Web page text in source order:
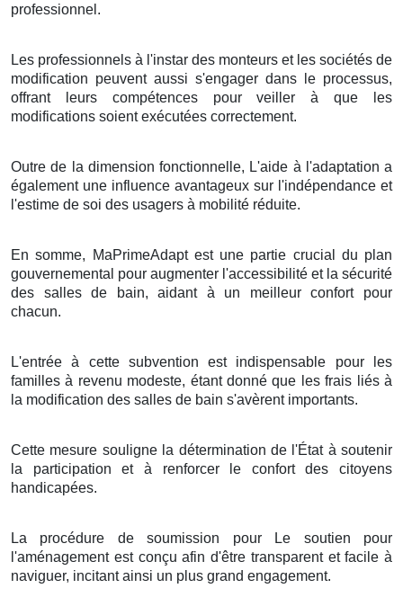
professionnel.
Les professionnels à l'instar des monteurs et les sociétés de
modification peuvent aussi s'engager dans le processus,
offrant leurs compétences pour veiller à que les
modifications soient exécutées correctement.
Outre de la dimension fonctionnelle, L'aide à l'adaptation a
également une influence avantageux sur l'indépendance et
l'estime de soi des usagers à mobilité réduite.
En somme, MaPrimeAdapt est une partie crucial du plan
gouvernemental pour augmenter l'accessibilité et la sécurité
des salles de bain, aidant à un meilleur confort pour
chacun.
L'entrée à cette subvention est indispensable pour les
familles à revenu modeste, étant donné que les frais liés à
la modification des salles de bain s'avèrent importants.
Cette mesure souligne la détermination de l'État à soutenir
la participation et à renforcer le confort des citoyens
handicapées.
La procédure de soumission pour Le soutien pour
l'aménagement est conçu afin d'être transparent et facile à
naviguer, incitant ainsi un plus grand engagement.